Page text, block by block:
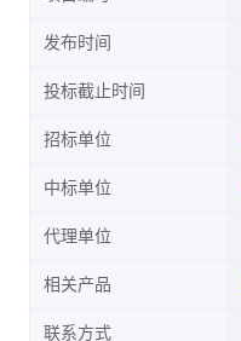
发布时间
投标截止时间
招标单位
中标单位
代理单位
相关产品
联系方式